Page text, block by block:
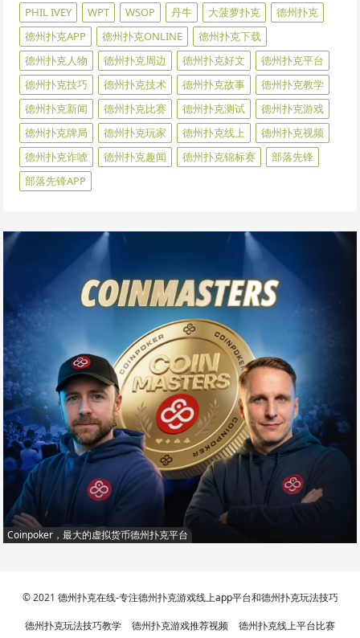
PHIL IVEY WPT WSOP 丹牛 大菠萝扑克
德州扑克
德州扑克APP
德州扑克ONLINE
德州扑克下载
德州扑克人物
德州扑克周边 德州扑克好文
德州扑克平台
德州扑克技巧
德州扑克技术 德州扑克故事
德州扑克教学
德州扑克新闻
德州扑克比赛 德州扑克测试
德州扑克游戏
德州扑克牌局
德州扑克玩家 德州扑克线上
德州扑克视频
德州扑克诈唬
德州扑克趣闻 德州扑克锦标赛
部落先锋
部落先锋APP
Coinpoker，最大的虚拟货币德州扑克平台
© 2021 德州扑克在线-专注德州扑克游戏线上app平台和德州扑克玩法技巧
德州扑克玩法技巧教学 德州扑克游戏推荐视频 德州扑克线上平台比赛